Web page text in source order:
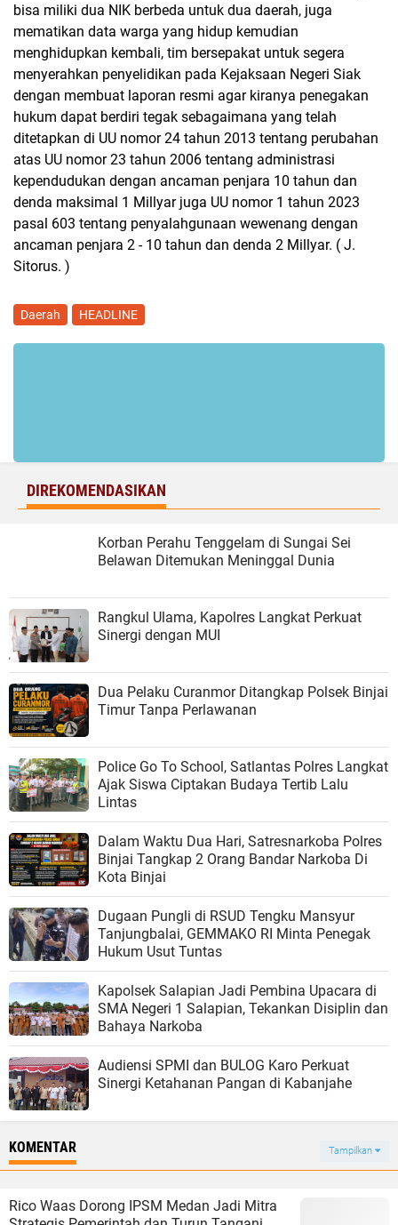
bisa miliki dua NIK berbeda untuk dua daerah, juga
mematikan data warga yang hidup kemudian
menghidupkan kembali, tim bersepakat untuk segera
menyerahkan penyelidikan pada Kejaksaan Negeri Siak
dengan membuat laporan resmi agar kiranya penegakan
hukum dapat berdiri tegak sebagaimana yang telah
ditetapkan di UU nomor 24 tahun 2013 tentang perubahan
atas UU nomor 23 tahun 2006 tentang administrasi
kependudukan dengan ancaman penjara 10 tahun dan
denda maksimal 1 Millyar juga UU nomor 1 tahun 2023
pasal 603 tentang penyalahgunaan wewenang dengan
ancaman penjara 2 - 10 tahun dan denda 2 Millyar. ( J.
Sitorus. )
Daerah HEADLINE
DIREKOMENDASIKAN
Korban Perahu Tenggelam di Sungai Sei
Belawan Ditemukan Meninggal Dunia
Rangkul Ulama, Kapolres Langkat Perkuat
Sinergi dengan MUI
Dua Pelaku Curanmor Ditangkap Polsek Binjai
Timur Tanpa Perlawanan
Police Go To School, Satlantas Polres Langkat
Ajak Siswa Ciptakan Budaya Tertib Lalu
Lintas
Dalam Waktu Dua Hari, Satresnarkoba Polres
Binjai Tangkap 2 Orang Bandar Narkoba Di
Kota Binjai
Dugaan Pungli di RSUD Tengku Mansyur
Tanjungbalai, GEMMAKO RI Minta Penegak
Hukum Usut Tuntas
Kapolsek Salapian Jadi Pembina Upacara di
SMA Negeri 1 Salapian, Tekankan Disiplin dan
Bahaya Narkoba
Audiensi SPMI dan BULOG Karo Perkuat
Sinergi Ketahanan Pangan di Kabanjahe
KOMENTAR Tampilkan
Rico Waas Dorong IPSM Medan Jadi Mitra